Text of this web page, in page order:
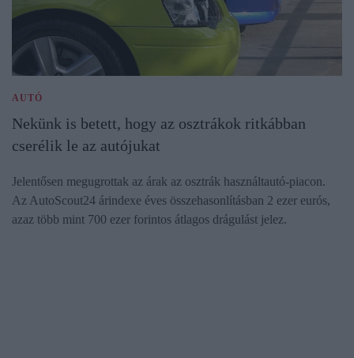
AUTÓ
Nekünk is betett, hogy az osztrákok ritkábban
cserélik le az autójukat
Jelentősen megugrottak az árak az osztrák használtautó-piacon.
Az AutoScout24 árindexe éves összehasonlításban 2 ezer eurós,
azaz több mint 700 ezer forintos átlagos drágulást jelez.